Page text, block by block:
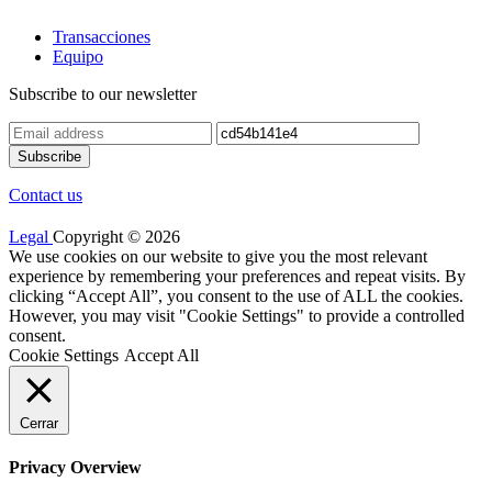
Transacciones
Equipo
Subscribe to our newsletter
Contact us
Legal Copyright © 2026
We use cookies on our website to give you the most relevant
experience by remembering your preferences and repeat visits. By
clicking “Accept All”, you consent to the use of ALL the cookies.
However, you may visit "Cookie Settings" to provide a controlled
consent.
Cookie Settings Accept All
Cerrar
Privacy Overview